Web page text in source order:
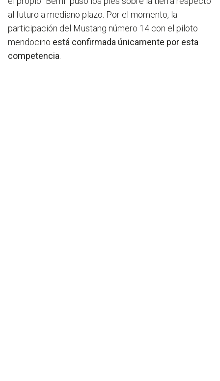
al futuro a mediano plazo. Por el momento, la
participación del Mustang número 14 con el piloto
mendocino está confirmada únicamente por esta
competencia